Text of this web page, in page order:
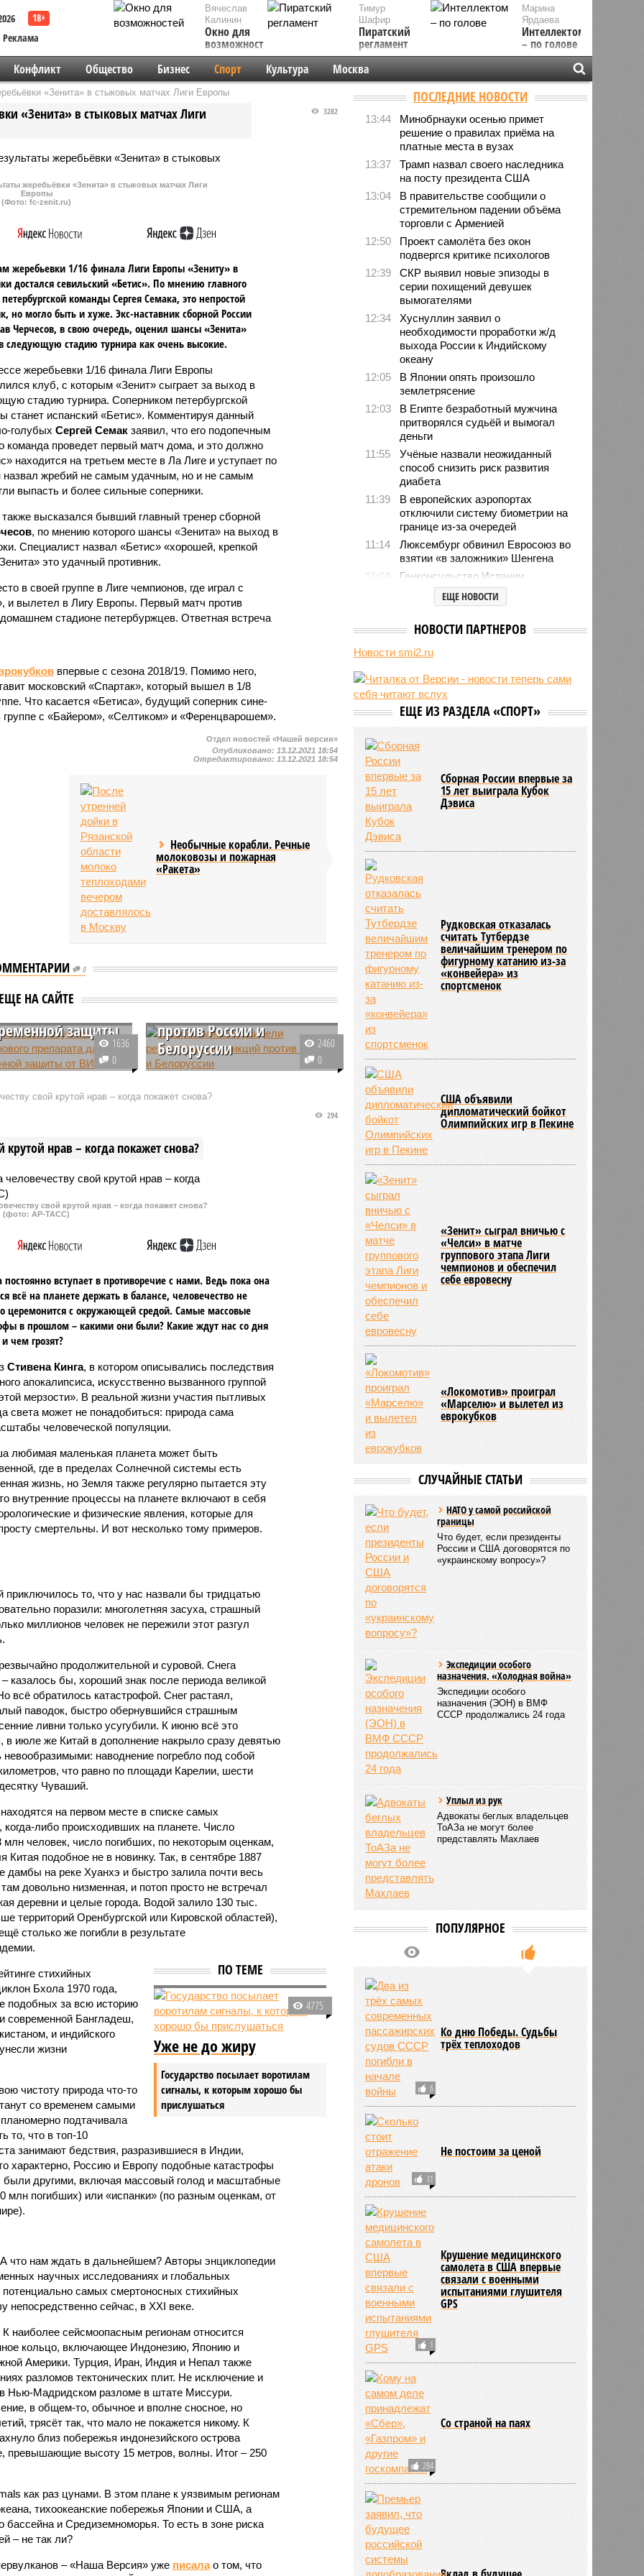
Реклама
Вячеслав
Калинин
Окно для
возможностей
Марина
Ярдаева
Интеллектом
– по голове
Тимур
Шафир
Пиратский
регламент
Конфликт Общество Бизнес Спорт Культура Москва
«Зенита» в стыковых матчах Лиги Европы
«Зенита» в стыковых матчах Лиги 3282
жеребьёвки «Зенита» в стыковых матчах Лиги
Европы
(Фото: fc-zenit.ru)
жеребьевки 1/16 финала Лиги Европы «Зениту» в
достался севильский «Бетис». По мнению главного
команды Сергея Семака, это непростой
но могло быть и хуже. Экс-наставник сборной России
Черчесов, в свою очередь, оценил шансы «Зенита»
следующую стадию турнира как очень высокие.
жеребьевки 1/16 финала Лиги Европы
клуб, с которым «Зенит» сыграет за выход в
стадию турнира. Соперником петербургской
станет испанский «Бетис». Комментируя данный
голубых Сергей Семак заявил, что его подопечным
команда проведет первый матч дома, и это должно
находится на третьем месте в Ла Лиге и уступает по
жребий не самым удачным, но и не самым
выпасть и более сильные соперники.
высказался бывший главный тренер сборной
, по мнению которого шансы «Зенита» на выход в
Специалист назвал «Бетис» «хорошей, крепкой
это удачный противник.
в своей группе в Лиге чемпионов, где играл с
вылетел в Лигу Европы. Первый матч против
стадионе петербуржцев. Ответная встреча
впервые с сезона 2018/19. Помимо него,
московский «Спартак», который вышел в 1/8
Что касается «Бетиса», будущий соперник сине-
с «Байером», «Селтиком» и «Ференцварошем».
Отдел новостей «Нашей версии»
Опубликовано: 13.12.2021 18:54
Отредактировано: 13.12.2021 18:54
Необычные корабли. Речные
молоковозы и пожарная
«Ракета»
0
ЕЩЕ НА САЙТЕ
оценили
испытаний
препарата для
защиты
оценили
американской
защиту от ВИЧ.
1636
0
В Еврокомиссии увидели
против России и
Белоруссии
Эффективность западных
Белоруссии оценил вице-
президент Еврокомиссии Валдис
не стали бесполезными.
2460
0
свой крутой нрав – когда покажет снова?
нрав – когда покажет снова?
294
свой крутой нрав – когда покажет снова?
(фото: АР-ТАСС)
постоянно вступает в противоречие с нами. Ведь пока она
всё на планете держать в балансе, человечество не
церемонится с окружающей средой. Самые массовые
в прошлом – какими они были? Какие ждут нас со дня
чем грозят?
Стивена Кинга, в котором описывались последствия
апокалипсиса, искусственно вызванного группой
мерзости». В реальной жизни участия пытливых
света может не понадобиться: природа сама
человеческой популяции.
любимая маленькая планета может быть
где в пределах Солнечной системы есть
жизнь, но Земля также регулярно пытается эту
внутренние процессы на планете включают в себя
и физические явления, которые для
смертельны. И вот несколько тому примеров.
то, что у нас назвали бы тридцатью
поразили: многолетняя засуха, страшный
миллионов человек не пережили этот разгул
продолжительной и суровой. Снега
казалось бы, хороший знак после периода великой
всё обратилось катастрофой. Снег растаял,
паводок, быстро обернувшийся страшным
ливни только усугубили. К июню всё это
в июле же Китай в дополнение накрыло сразу девятью
наводнение погребло под собой
что равно по площади Карелии, шести
Чуваший.
на первом месте в списке самых
либо происходивших на планете. Число
млн человек, число погибших, по некоторым оценкам,
подобное не в новинку. Так, в сентябре 1887
дамбы на реке Хуанхэ и быстро залила почти весь
довольно низменная, и потоп просто не встречал
деревни и целые города. Водой залило 130 тыс.
территорий Оренбургской или Кировской областей),
столько же погибли в результате
ПО ТЕМЕ
4775
Уже не до жиру
Государство посылает воротилам
сигналы, к которым хорошо бы
прислушаться
стихийных
Бхола 1970 года,
за всю историю
современной Бангладеш,
и индийского
жизни
чистоту природа что-то
со временем самыми
подтачивала
то, что в топ-10
занимают бедствия, разразившиеся в Индии,
характерно, Россию и Европу подобные катастрофы
были другими, включая массовый голод и масштабные
млн погибших) или «испанки» (по разным оценкам, от
что нам ждать в дальнейшем? Авторы энциклопедии
научных исследованиях и глобальных
потенциально самых смертоносных стихийных
непосредственно сейчас, в XXI веке.
наиболее сейсмоопасным регионам относится
кольцо, включающее Индонезию, Японию и
Америки. Турция, Иран, Индия и Непал также
разломов тектонических плит. Не исключение и
Нью-Мадридском разломе в штате Миссури.
в общем-то, обычное и вполне сносное, но
трясёт так, что мало не покажется никому. К
близ побережья индонезийского острова
превышающие высоту 15 метров, волны. Итог – 250
как раз цунами. В этом плане к уязвимым регионам
тихо­океанские побережья Японии и США, а
бассейна и Средиземноморья. То есть в зоне риска
– не так ли?
– «Наша Версия» уже писалао том, что
ПОСЛЕДНИЕ НОВОСТИ
13:44
Минобрнауки осенью примет
решение о правилах приёма на
платные места в вузах
13:37
Трамп назвал своего наследника
на посту президента США
13:04
В правительстве сообщили о
стремительном падении объёма
торговли с Арменией
12:50
Проект самолёта без окон
подвергся критике психологов
12:39
СКР выявил новые эпизоды в
серии похищений девушек
вымогателями
12:34
Хуснуллин заявил о
необходимости проработки ж/д
выхода России к Индийскому
океану
12:05
В Японии опять произошло
землетрясение
12:03
В Египте безработный мужчина
притворялся судьёй и вымогал
деньги
11:55
Учёные назвали неожиданный
способ снизить риск развития
диабета
11:39
В европейских аэропортах
отключили систему биометрии на
границе из-за очередей
11:14
Люксембург обвинил Евросоюз во
взятии «в заложники» Шенгена
11:04
Генконсульство Испании
выпустило предупреждение для
россиян
ближайшее время урегулировать
конфликт на Украине
советом ФИФА за попытку
провернуть скандальную сделку
10:26
В Польше рассказали о тренде
ЕЩЕ НОВОСТИ
НОВОСТИ ПАРТНЕРОВ
Новости smi2.ru
ЕЩЕ ИЗ РАЗДЕЛА «СПОРТ»
Сборная России впервые за
15 лет выиграла Кубок
Дэвиса
Рудковская отказалась
считать Тутбердзе
величайшим тренером по
фигурному катанию из-за
«конвейера» из
спортсменок
США объявили
дипломатический бойкот
Олимпийских игр в Пекине
«Зенит» сыграл вничью с
«Челси» в матче
группового этапа Лиги
чемпионов и обеспечил
себе евровесну
«Локомотив» проиграл
«Марселю» и вылетел из
еврокубков
СЛУЧАЙНЫЕ СТАТЬИ
НАТО у самой российской
границы
Что будет, если президенты
России и США договорятся по
«украинскому вопросу»?
Экспедиции особого
назначения. «Холодная война»
Экспедиции особого
назначения (ЭОН) в ВМФ
СССР продолжались 24 года
Уплыл из рук
Адвокаты беглых владельцев
ТоАЗа не могут более
представлять Махлаев
ПОПУЛЯРНОЕ
6
Ко дню Победы. Судьбы
трёх теплоходов
31
Не постоим за ценой
1
Крушение медицинского
самолета в США впервые
связали с военными
испытаниями глушителя
GPS
284
Со страной на паях